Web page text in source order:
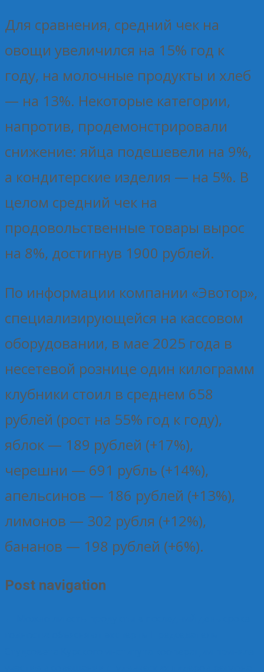
Для сравнения, средний чек на
овощи увеличился на 15% год к
году, на молочные продукты и хлеб
— на 13%. Некоторые категории,
напротив, продемонстрировали
снижение: яйца подешевели на 9%,
а кондитерские изделия — на 5%. В
целом средний чек на
продовольственные товары вырос
на 8%, достигнув 1900 рублей.
По информации компании «Эвотор»,
специализирующейся на кассовом
оборудовании, в мае 2025 года в
несетевой рознице один килограмм
клубники стоил в среднем 658
рублей (рост на 55% год к году),
яблок — 189 рублей (+17%),
черешни — 691 рубль (+14%),
апельсинов — 186 рублей (+13%),
лимонов — 302 рубля (+12%),
бананов — 198 рублей (+6%).
Post navigation